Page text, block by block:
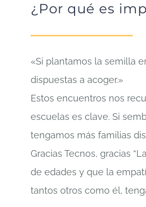
¿Por qué es
«Si plantamos la semilla
dispuestas a acoger.»
Estos encuentros nos
escuelas es clave. Si
tengamos más familias
Gracias Tecnos, gracias
de edades y que la
tantos otros como él,